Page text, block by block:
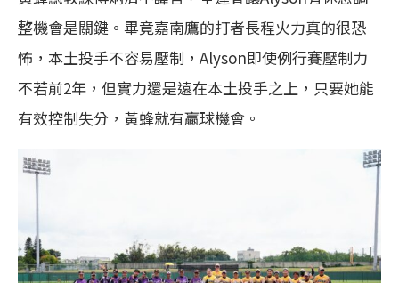
整機會是關鍵。畢竟嘉南鷹的打者長程火力真的很恐
怖，本土投手不容易壓制，Alyson即使例行賽壓制力
不若前2年，但實力還是遠在本土投手之上，只要她能
有效控制失分，黃蜂就有贏球機會。